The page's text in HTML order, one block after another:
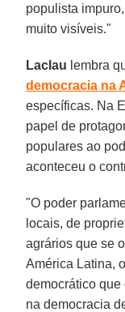
populista
muito visíveis."
Laclau lembra
democracia na
específicas. Na
papel de
populares ao
aconteceu o
"O poder
locais, de
agrários que se
América Latina,
democrático que
na democracia